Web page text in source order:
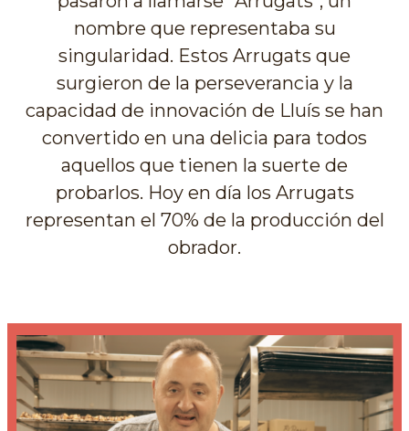
nombre que representaba su
singularidad. Estos Arrugats que
surgieron de la perseverancia y la
capacidad de innovación de Lluís se han
convertido en una delicia para todos
aquellos que tienen la suerte de
probarlos. Hoy en día los Arrugats
representan el 70% de la producción del
obrador.